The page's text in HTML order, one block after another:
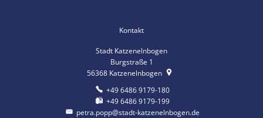
Kontakt
Stadt Katzenelnbogen
Burgstraße 1
56368 Katzenelnbogen
+49 6486 9179-180
+49 6486 9179-199
petra.popp@stadt-katzenelnbogen.de